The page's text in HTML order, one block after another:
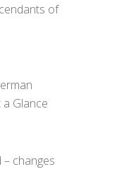
of
Glance
changes